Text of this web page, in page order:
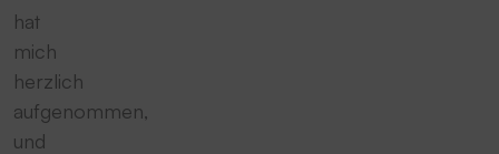
hat
mich
herzlich
aufgenommen,
und